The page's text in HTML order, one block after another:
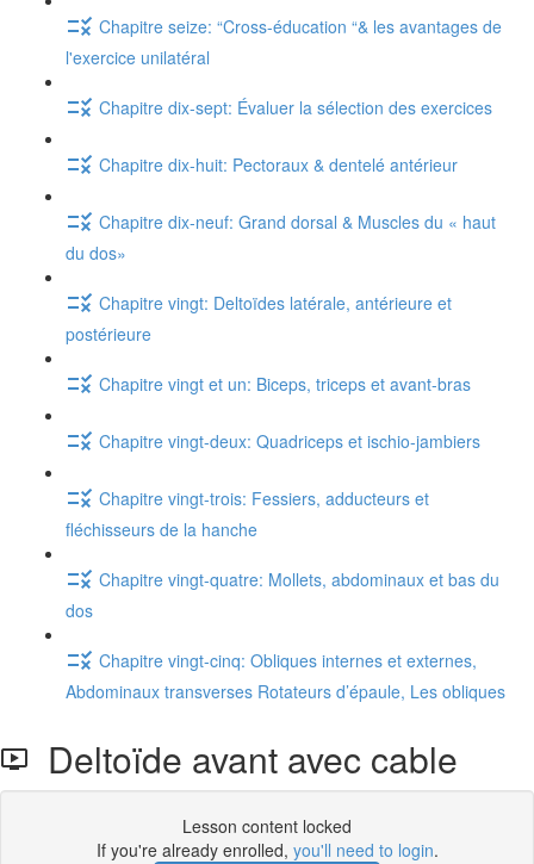
Chapitre seize: “Cross-éducation “& les avantages de
l'exercice unilatéral
Chapitre dix-sept: Évaluer la sélection des exercices
Chapitre dix-huit: Pectoraux & dentelé antérieur
Chapitre dix-neuf: Grand dorsal & Muscles du « haut
du dos»
Chapitre vingt: Deltoïdes latérale, antérieure et
postérieure
Chapitre vingt et un: Biceps, triceps et avant-bras
Chapitre vingt-deux: Quadriceps et ischio-jambiers
Chapitre vingt-trois: Fessiers, adducteurs et
fléchisseurs de la hanche
Chapitre vingt-quatre: Mollets, abdominaux et bas du
dos
Chapitre vingt-cinq: Obliques internes et externes,
Abdominaux transverses Rotateurs d’épaule, Les obliques
Deltoïde avant avec cable
Lesson content locked
If you're already enrolled, you'll need to login.